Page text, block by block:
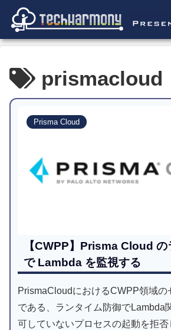
prismacloud
Prisma Cloud
【CWPP】Prisma Cloud
で Lambda を監視する
PrismaCloudにおけるCWPP領域の
である、ランタイム防御でLambda
可していないプロセスの起動を拒否